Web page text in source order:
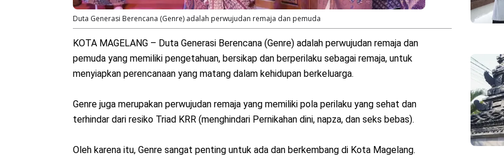
Duta Generasi Berencana (Genre) adalah perwujudan remaja dan pemuda
KOTA MAGELANG – Duta Generasi Berencana (Genre) adalah perwujudan remaja dan
pemuda yang memiliki pengetahuan, bersikap dan berperilaku sebagai remaja, untuk
menyiapkan perencanaan yang matang dalam kehidupan berkeluarga.
Genre juga merupakan perwujudan remaja yang memiliki pola perilaku yang sehat dan
terhindar dari resiko Triad KRR (menghindari Pernikahan dini, napza, dan seks bebas).
Oleh karena itu, Genre sangat penting untuk ada dan berkembang di Kota Magelang.